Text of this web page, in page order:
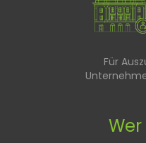
Für